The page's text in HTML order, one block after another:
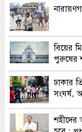
বিয়ের
পুরুষের
ঢাকার
সংঘর্ষ,
শহীদের